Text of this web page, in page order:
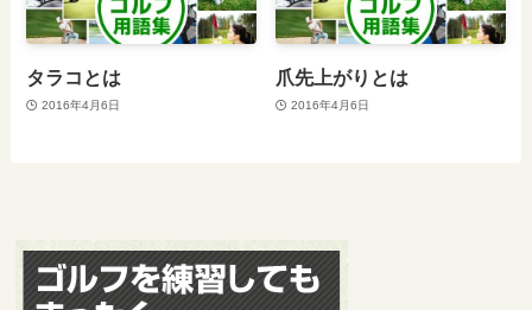
タラコとは
2016年4月6日
爪先上がりとは
2016年4月6日